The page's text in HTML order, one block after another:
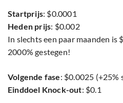
Startprijs: $0.0001
Heden prijs: $0.002
In slechts een paar maanden is
2000% gestegen!
Volgende fase: $0.0025 (+25%
Einddoel Knock-out: $0.1